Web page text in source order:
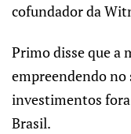
cofundador da
Primo disse que a
empreendendo no
investimentos fora
Brasil.